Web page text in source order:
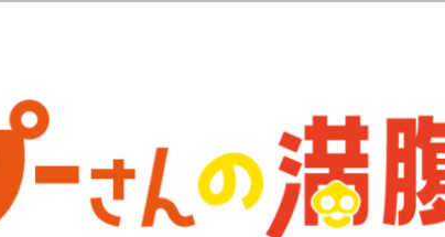
阪(高槻・茨木・吹田・
ディナー情報更新中！